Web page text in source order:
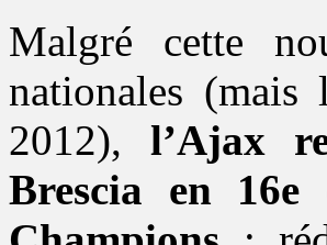
Malgré cette
nationales (mais
2012), l’Ajax
Brescia en